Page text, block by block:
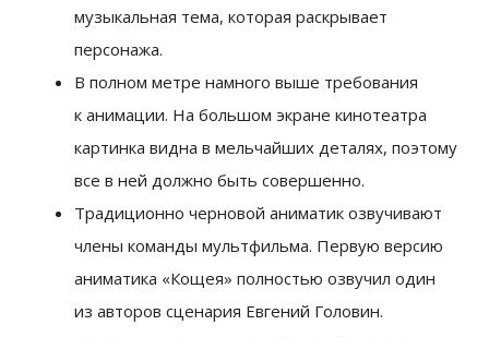
музыкальная тема, которая раскрывает
персонажа.
В полном метре намного выше требования
к анимации. На большом экране кинотеатра
картинка видна в мельчайших деталях, поэтому
все в ней должно быть совершенно.
Традиционно черновой аниматик озвучивают
члены команды мультфильма. Первую версию
аниматика «Кощея» полностью озвучил один
из авторов сценария Евгений Головин.